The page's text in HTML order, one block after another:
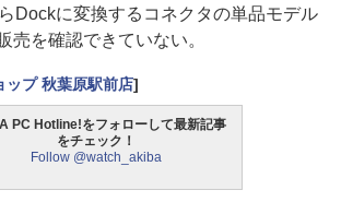
Dockに変換するコネクタの単品モデル
売を確認できていない。
ップ 秋葉原駅前店]
PC Hotline!をフォローして最新記事
をチェック！
Follow @watch_akiba